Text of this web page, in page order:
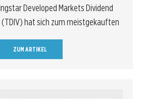
Developed Markets Dividend
(TDIV) hat sich zum meistgekauften
ZUM ARTIKEL